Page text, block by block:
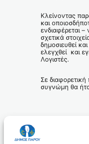
Κλείνοντας
και
ενδιαφέρεται –
σχετικά
δημοσιευθεί
ελεγχθεί και
Λογιστές.
Σε διαφορετική
συγνώμη θα